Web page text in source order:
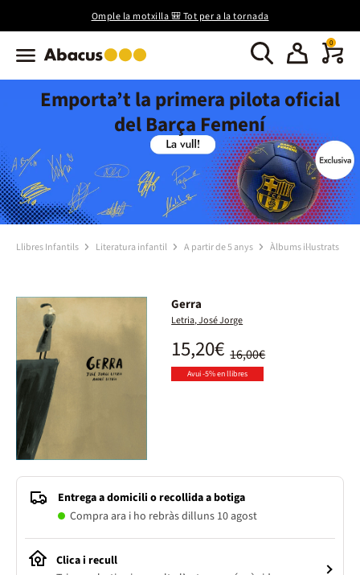
Omple la motxilla 🎒 Tot per a la tornada
0
Emporta’t la primera pilota oficial
del Barça Femení
Llibres Infantils Literatura infantil A partir de 5 anys Àlbums il·lustrats
Gerra
Letria, José Jorge
16,00€
15,20€
Avui -5% en llibres
Entrega a domicili o recollida a botiga
Compra ara i ho rebràs dilluns 10 agost
Clica i recull